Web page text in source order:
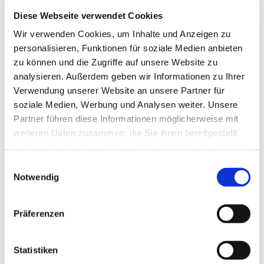
Diese Webseite verwendet Cookies
Wir verwenden Cookies, um Inhalte und Anzeigen zu
personalisieren, Funktionen für soziale Medien anbieten
zu können und die Zugriffe auf unsere Website zu
analysieren. Außerdem geben wir Informationen zu Ihrer
Verwendung unserer Website an unsere Partner für
soziale Medien, Werbung und Analysen weiter. Unsere
Partner führen diese Informationen möglicherweise mit
weiteren Daten zusammen, die Sie ihnen bereitgestellt
Notwendig
Präferenzen
Statistiken
ist bereits in der planen Ausführung eine
Herausforderung an die Prozesstechnik und das
Qualitätsmanagement. Die Herstellung smarter
Bogengläser ist noch um ein vielfaches komplexer,
insbesondere im Fall von Sonderformen und
umfangreichen Kanten- und
Flächenbearbeitungen. Beides wird bei Wenna mit
Wasserstrahl- und CNC-Anlagen hergestellt, um
die für gebogenes Glas notwendige
Maßgenauigkeit und Qualität dauerhaft zu
gebogene Heizglas Thermovit Contour. Dabei